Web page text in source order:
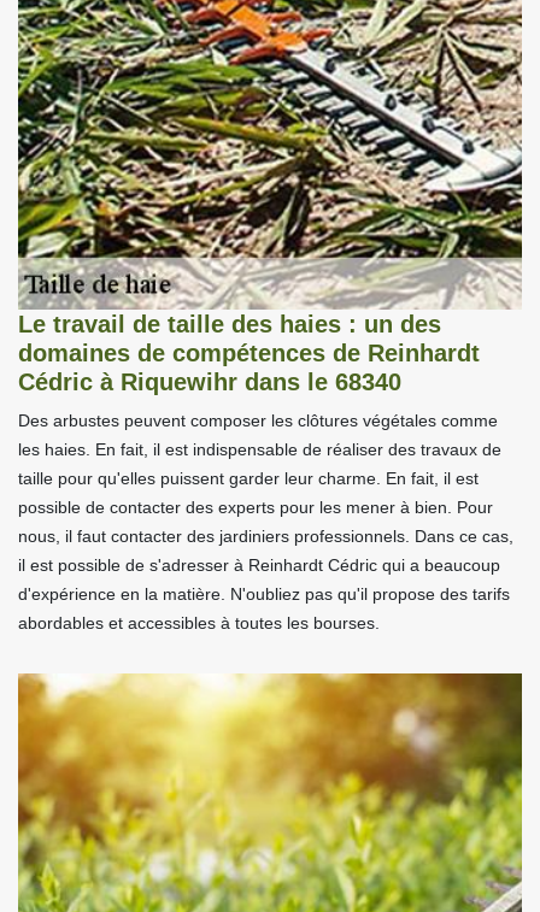
Le travail de taille des haies : un des
domaines de compétences de Reinhardt
Cédric à Riquewihr dans le 68340
Des arbustes peuvent composer les clôtures végétales comme
les haies. En fait, il est indispensable de réaliser des travaux de
taille pour qu'elles puissent garder leur charme. En fait, il est
possible de contacter des experts pour les mener à bien. Pour
nous, il faut contacter des jardiniers professionnels. Dans ce cas,
il est possible de s'adresser à Reinhardt Cédric qui a beaucoup
d'expérience en la matière. N'oubliez pas qu'il propose des tarifs
abordables et accessibles à toutes les bourses.